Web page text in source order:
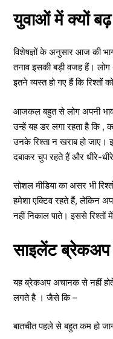
युवाओं में क्यों
विशेषज्ञों के अनुसार आज की
तनाव इसकी बड़ी वजह हैं।
इतने व्यस्त हो गए हैं कि रिश्तों
आजकल बहुत से लोग अपनी
उन्हें यह डर लगा रहता है कि ,
उनके रिश्ता न खराब हो जाए।
दबाकर चुप रहते हैं और धीरे-धीरे
सोशल मीडिया का असर भी
हमेशा एक्टिव रहते हैं, लेकिन
नहीं निकाल पाते। इससे रिश्तों
साइलेंट
यह ब्रेकअप अचानक से नहीं
लगते है । जैसे कि –
बातचीत पहले से बहुत कम हो